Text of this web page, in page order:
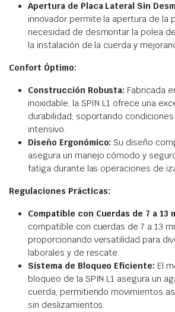
Apertura de Placa Lateral Sin
innovador permite la apertura de la
necesidad de desmontar la polea
la instalación de la cuerda y
Confort Óptimo:
Construcción Robusta: Fabricada
inoxidable, la SPIN L1 ofrece una
durabilidad, soportando
intensivo.
Diseño Ergonómico: Su diseño
asegura un manejo cómodo y
fatiga durante las operaciones de
Regulaciones Prácticas:
Compatible con Cuerdas de 7 a 13
compatible con cuerdas de 7 a 13
proporcionando versatilidad para
laborales y de rescate.
Sistema de Bloqueo Eficiente: El
bloqueo de la SPIN L1 asegura un
cuerda, permitiendo movimientos
sin deslizamientos.